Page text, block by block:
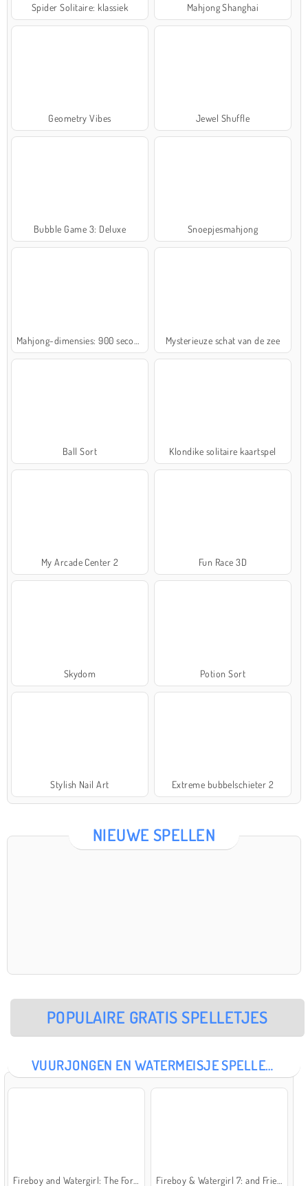
Spider Solitaire: klassiek Mahjong Shanghai
Geometry Vibes Jewel Shuffle
Bubble Game 3: Deluxe Snoepjesmahjong
Mysterieuze schat van de zee
Ball Sort Klondike solitaire kaartspel
My Arcade Center 2 Fun Race 3D
Skydom Potion Sort
Stylish Nail Art Extreme bubbelschieter 2
NIEUWE SPELLEN
POPULAIRE GRATIS SPELLETJES
VUURJONGEN EN WATERMEISJE SPELLETJES